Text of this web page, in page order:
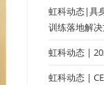
虹科动态|具
训练落地解
虹科动态 |
虹科动态 |